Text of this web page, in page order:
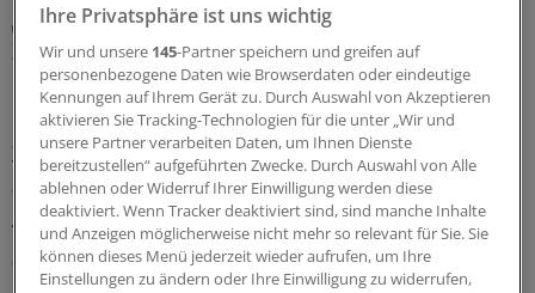
Diabetes mellitus
Zusatznutzten für Teplizumab nicht
quantifizierbar
Keinen Anhaltspunkt für einen quantifizierbaren
Zusatznutzen des neu zugelassenen Antidiabetikums
Teplizumab hat der Gemeinsame Bundesausschuss
festgestellt. Für die Bewertung war beobachtendes
Abwarten vorgegeben worden.
06.08.2026
Ihre Privatsphäre ist uns wichtig
Wir und unsere 145-Partner speichern und greifen auf
personenbezogene Daten wie Browserdaten oder eindeutige
Kennungen auf Ihrem Gerät zu. Durch Auswahl von Akzeptieren
aktivieren Sie Tracking-Technologien für die unter „Wir und
unsere Partner verarbeiten Daten, um Ihnen Dienste
bereitzustellen“ aufgeführten Zwecke. Durch Auswahl von Alle
ablehnen oder Widerruf Ihrer Einwilligung werden diese
deaktiviert. Wenn Tracker deaktiviert sind, sind manche Inhalte
und Anzeigen möglicherweise nicht mehr so relevant für Sie. Sie
können dieses Menü jederzeit wieder aufrufen, um Ihre
Einstellungen zu ändern oder Ihre Einwilligung zu widerrufen,